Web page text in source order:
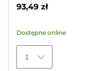
5
74
Recenzji
93,49 zł
Dostępne online
1